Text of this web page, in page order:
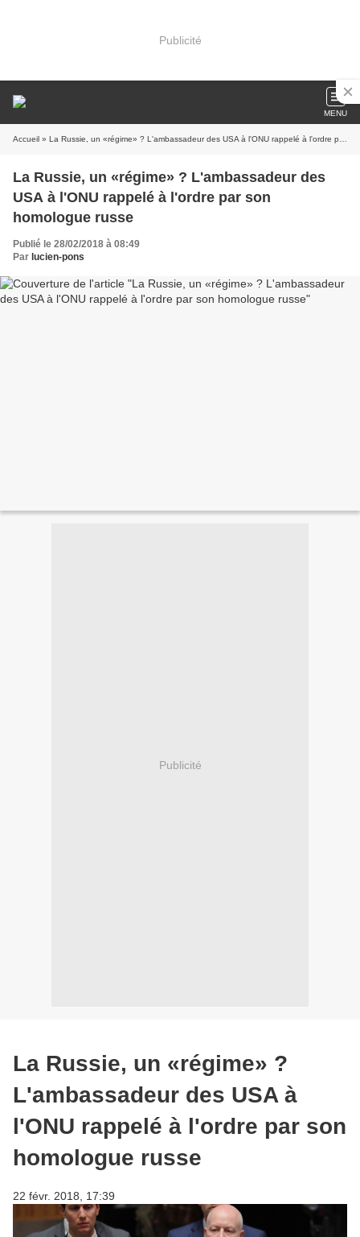
Publicité
MENU
Accueil » La Russie, un «régime» ? L'ambassadeur des USA à l'ONU rappelé à l'ordre par son homologue russe
La Russie, un «régime» ? L'ambassadeur des
USA à l'ONU rappelé à l'ordre par son
homologue russe
Publié le 28/02/2018 à 08:49
Par lucien-pons
Publicité
La Russie, un «régime» ?
L'ambassadeur des USA à
l'ONU rappelé à l'ordre par son
homologue russe
22 févr. 2018, 17:39